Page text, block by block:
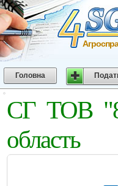
Головна
СГ ТОВ "8
область